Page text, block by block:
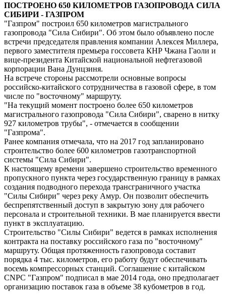
ПОСТРОЕНО 650 КИЛОМЕТРОВ ГАЗОПРОВОДА СИЛА
СИБИРИ - ГАЗПРОМ
"Газпром" построил 650 километров магистрального
газопровода "Сила Сибири". Об этом было объявлено после
встречи председателя правления компании Алексея Миллера,
первого заместителя премьера госсовета КНР Чжана Гаоли и
вице-президента Китайской национальной нефтегазовой
корпорации Вана Дунцзиня.
На встрече стороны рассмотрели основные вопросы
российско-китайского сотрудничества в газовой сфере, в том
числе по "восточному" маршруту.
"На текущий момент построено более 650 километров
магистрального газопровода "Сила Сибири", сварено в нитку
927 километров трубы", - отмечается в сообщении
"Газпрома".
Ранее компания отмечала, что на 2017 год запланировано
строительство более 600 километров газотранспортной
системы "Сила Сибири".
К настоящему времени завершено строительство временного
пропускного пункта через государственную границу в рамках
создания подводного перехода трансграничного участка
"Силы Сибири" через реку Амур. Он позволит обеспечить
беспрепятственный доступ в закрытую зону для рабочего
персонала и строительной техники. В мае планируется ввести
пункт в эксплуатацию.
Строительство "Силы Сибири" ведется в рамках исполнения
контракта на поставку российского газа по "восточному"
маршруту. Общая протяженность газопровода составит
порядка 4 тыс. километров, его работу будут обеспечивать
восемь компрессорных станций. Соглашение с китайском
CNPC "Газпром" подписал в мае 2014 года, оно предполагает
организацию поставок газа в объеме 38 кубометров в год.